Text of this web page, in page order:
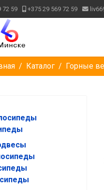
72 59 +375 29 569 72 59
Каталог Горные